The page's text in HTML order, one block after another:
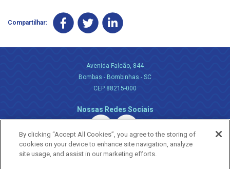
Compartilhar:
Avenida Falcão, 844
Bombas - Bombinhas - SC
CEP 88215-000
Nossas Redes Sociais
By clicking “Accept All Cookies”, you agree to the storing of
cookies on your device to enhance site navigation, analyze
site usage, and assist in our marketing efforts.